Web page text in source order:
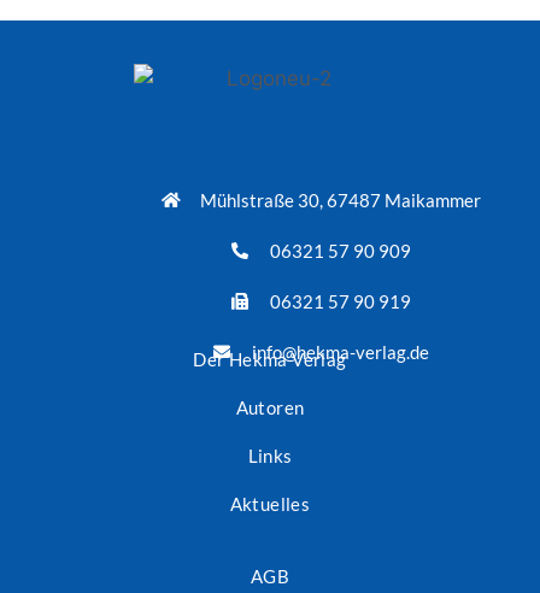
Mühlstraße 30, 67487 Maikammer
06321 57 90 909
06321 57 90 919
info@hekma-verlag.de
Der Hekma Verlag
Autoren
Links
Aktuelles
AGB